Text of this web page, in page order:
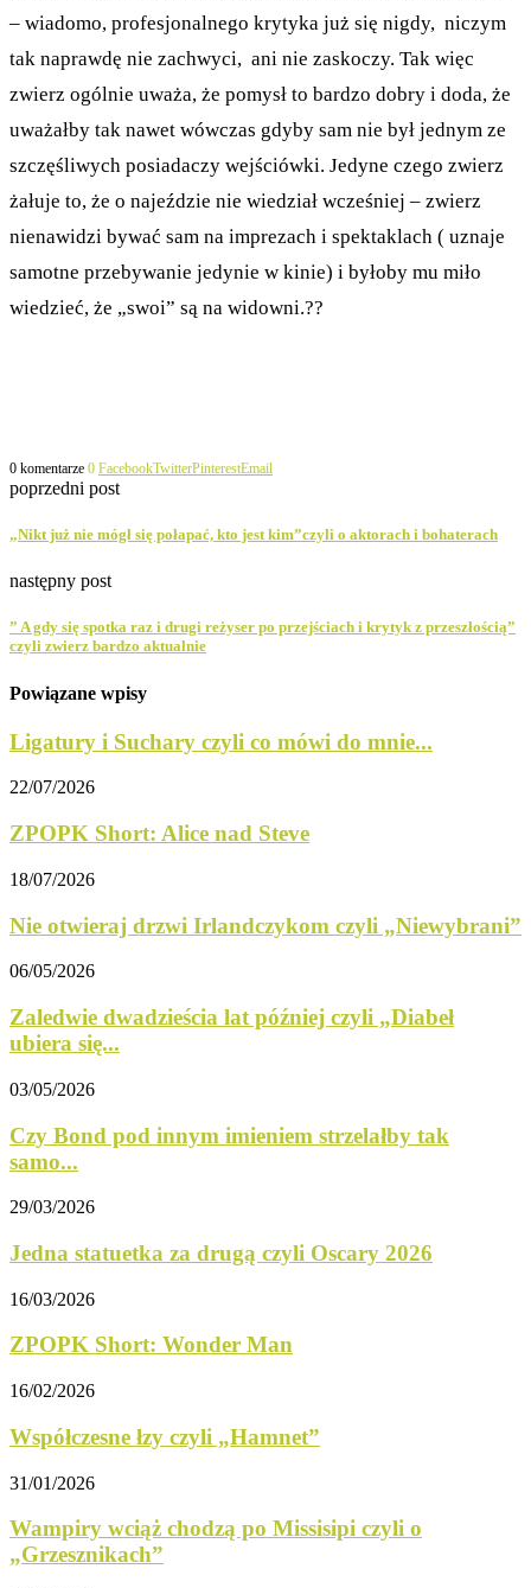
– wiadomo, profesjonalnego krytyka już się nigdy, niczym
tak naprawdę nie zachwyci, ani nie zaskoczy. Tak więc
zwierz ogólnie uważa, że pomysł to bardzo dobry i doda, że
uważałby tak nawet wówczas gdyby sam nie był jednym ze
szczęśliwych posiadaczy wejściówki. Jedyne czego zwierz
żałuje to, że o najeździe nie wiedział wcześniej – zwierz
nienawidzi bywać sam na imprezach i spektaklach ( uznaje
samotne przebywanie jedynie w kinie) i byłoby mu miło
wiedzieć, że „swoi” są na widowni.??
0 komentarze 0 FacebookTwitterPinterestEmail
poprzedni post
„Nikt już nie mógł się połapać, kto jest kim”czyli o aktorach i bohaterach
następny post
” A gdy się spotka raz i drugi reżyser po przejściach i krytyk z przeszłością”
czyli zwierz bardzo aktualnie
Powiązane wpisy
Ligatury i Suchary czyli co mówi do mnie...
22/07/2026
ZPOPK Short: Alice nad Steve
18/07/2026
Nie otwieraj drzwi Irlandczykom czyli „Niewybrani”
06/05/2026
Zaledwie dwadzieścia lat później czyli „Diabeł
ubiera się...
03/05/2026
Czy Bond pod innym imieniem strzelałby tak
samo...
29/03/2026
Jedna statuetka za drugą czyli Oscary 2026
16/03/2026
ZPOPK Short: Wonder Man
16/02/2026
Współczesne łzy czyli „Hamnet”
31/01/2026
Wampiry wciąż chodzą po Missisipi czyli o
„Grzesznikach”